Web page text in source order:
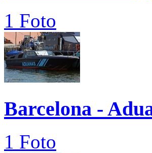
1 Foto
Barcelona -
1 Foto